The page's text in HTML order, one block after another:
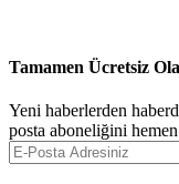
Tamamen Ücretsiz
Yeni haberlerden
posta aboneliğini